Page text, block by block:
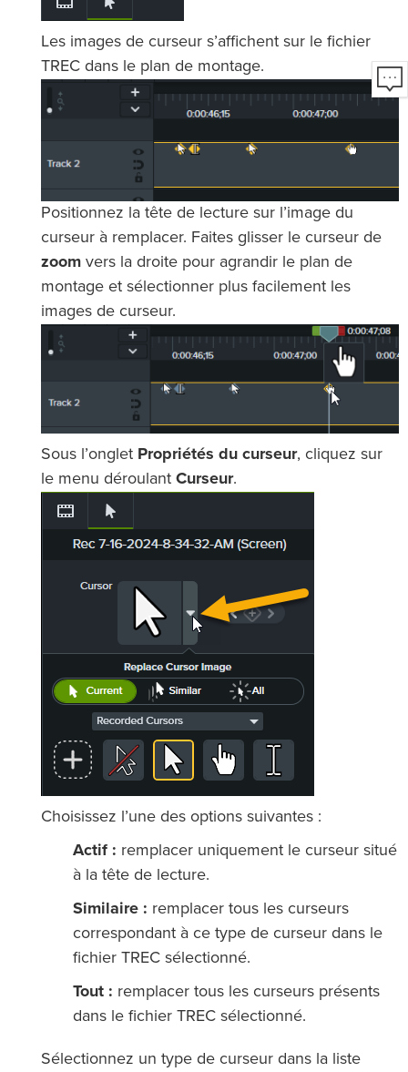
Les images de curseur s’affichent sur le fichier
TREC dans le plan de montage.
Positionnez la tête de lecture sur l’image du
curseur à remplacer. Faites glisser le curseur de
zoom vers la droite pour agrandir le plan de
montage et sélectionner plus facilement les
images de curseur.
Sous l’onglet Propriétés du curseur, cliquez sur
le menu déroulant Curseur.
Choisissez l’une des options suivantes :
Actif : remplacer uniquement le curseur situé
à la tête de lecture.
Similaire : remplacer tous les curseurs
correspondant à ce type de curseur dans le
fichier TREC sélectionné.
Tout : remplacer tous les curseurs présents
dans le fichier TREC sélectionné.
Sélectionnez un type de curseur dans la liste